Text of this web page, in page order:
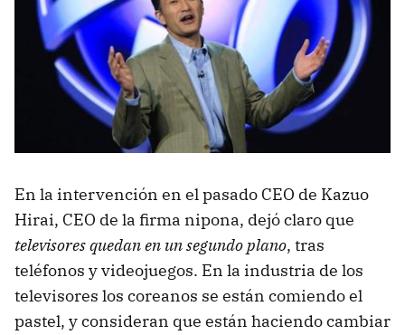
En la intervención en el pasado CEO de Kazuo
Hirai, CEO de la firma nipona, dejó claro que
televisores quedan en un segundo plano, tras
teléfonos y videojuegos. En la industria de los
televisores los coreanos se están comiendo el
pastel, y consideran que están haciendo cambiar